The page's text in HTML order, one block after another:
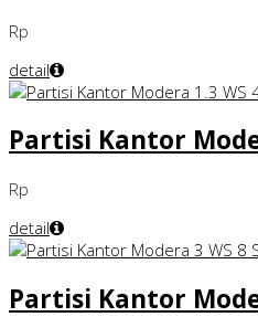
Rp
detail
Partisi Kantor
Rp
detail
Partisi Kantor